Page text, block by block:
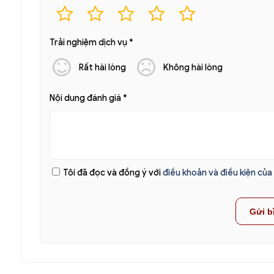
Trải nghiệm dịch vụ *
Rất hài lòng Không hài lòng
Nội dung đánh giá *
Tôi đã đọc và đồng ý vớiđiều khoản và điều kiện